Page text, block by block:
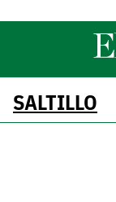
SALTILLO